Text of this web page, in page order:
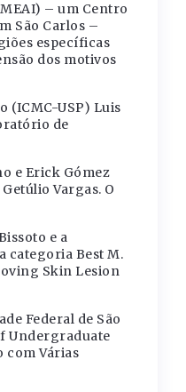
– um Centro
São Carlos –
específicas
dos motivos
(ICMC-USP) Luis
de
e Erick Gómez
Vargas. O
e a
categoria Best M.
Skin Lesion
Federal de São
Undergraduate
com Várias